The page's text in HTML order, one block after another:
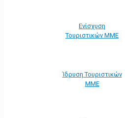
Ενίσχυση
Τουριστικών ΜΜΕ
Ίδρυση Τουριστικών
ΜΜΕ